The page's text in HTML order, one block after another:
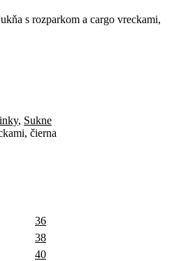
s rozparkom a cargo vreckami,
, Sukne
čierna
36
38
40